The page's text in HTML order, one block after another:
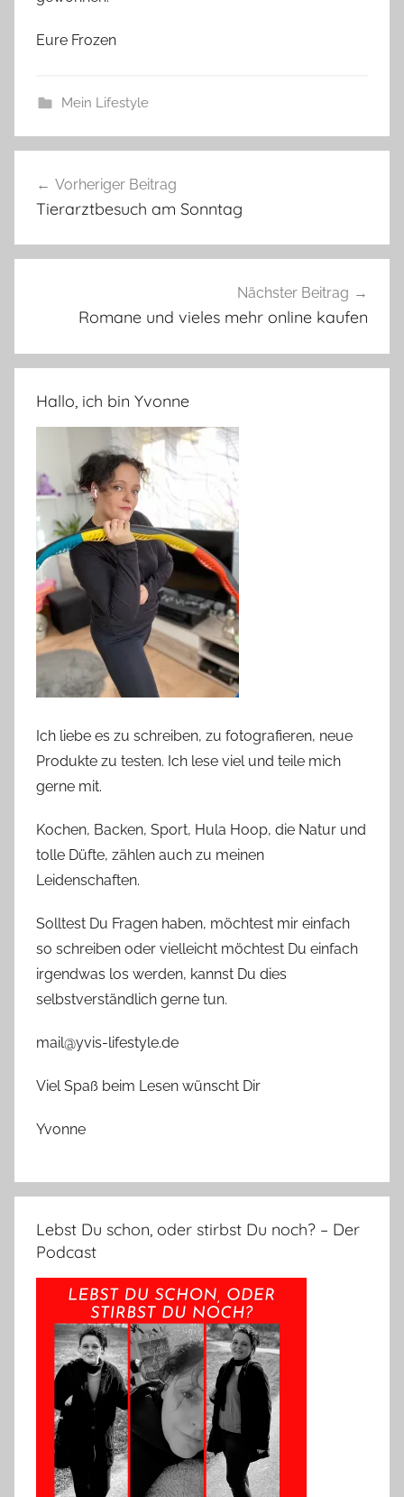
Eure Frozen
Mein Lifestyle
Vorheriger Beitrag
Tierarztbesuch am Sonntag
Nächster Beitrag
Romane und vieles mehr online kaufen
Hallo, ich bin Yvonne
Ich liebe es zu schreiben, zu fotografieren, neue
Produkte zu testen. Ich lese viel und teile mich
gerne mit.
Kochen, Backen, Sport, Hula Hoop, die Natur und
tolle Düfte, zählen auch zu meinen
Leidenschaften.
Solltest Du Fragen haben, möchtest mir einfach
so schreiben oder vielleicht möchtest Du einfach
irgendwas los werden, kannst Du dies
selbstverständlich gerne tun.
mail@yvis-lifestyle.de
Viel Spaß beim Lesen wünscht Dir
Yvonne
Lebst Du schon, oder stirbst Du noch? – Der
Podcast